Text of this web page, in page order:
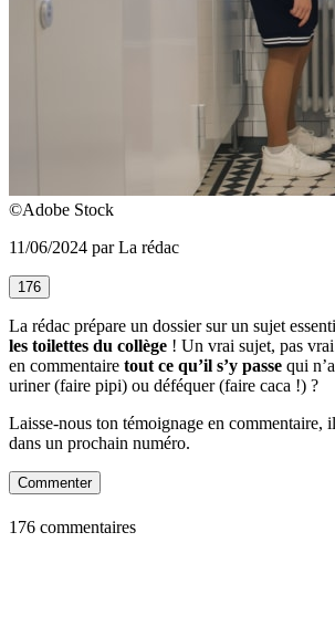
©Adobe Stock
11/06/2024 par La rédac
176
La rédac prépare un dossier sur un sujet
les toilettes du collège ! Un vrai sujet, pas
en commentaire tout ce qu’il s’y passe qui
uriner (faire pipi) ou déféquer (faire caca !) ?
Laisse-nous ton témoignage en commentaire,
dans un prochain numéro.
Commenter
176 commentaires